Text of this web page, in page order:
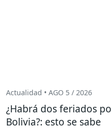
Actualidad • AGO 5 / 2026
¿Habrá dos feriados
Bolivia?: esto se sabe